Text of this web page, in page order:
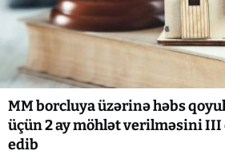
MM borcluya üzərinə həbs
üçün 2 ay möhlət verilməsini III
edib